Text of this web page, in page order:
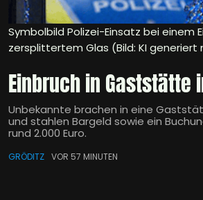
Symbolbild Polizei-Einsatz bei einem
zersplittertem Glas (Bild: KI generiert
Einbruch in Gaststätte
Unbekannte brachen in eine
und stahlen Bargeld sowie ein
rund 2.000 Euro.
GRÖDITZ VOR 57 MINUTEN